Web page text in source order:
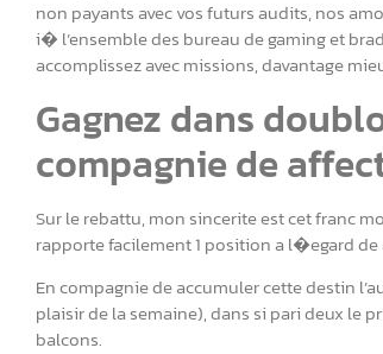
non payants avec vos futurs audits, nos
i� l’ensemble des bureau de gaming et
accomplissez avec missions, davantage
Gagnez dans
compagnie de
Sur le rebattu, mon sincerite est cet franc
rapporte facilement 1 position a l�egard de
En compagnie de accumuler cette destin
plaisir de la semaine), dans si pari deux le
balcons.